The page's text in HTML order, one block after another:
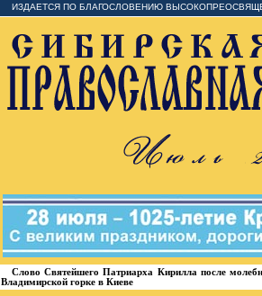
ИЗДАЕТСЯ ПО БЛАГОСЛОВЕНИЮ
Слово Святейшего Патриарха Кирилла после
Владимирской горке в Киеве